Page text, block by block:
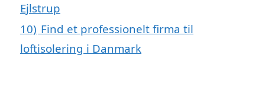
Ejlstrup
10) Find et professionelt firma til
loftisolering i Danmark